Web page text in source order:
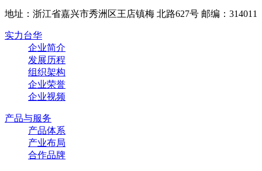
地址：浙江省嘉兴市秀洲区王店镇梅 北路627号 邮编：314011
实力台华
企业简介
发展历程
组织架构
企业荣誉
企业视频
产品与服务
产品体系
产业布局
合作品牌